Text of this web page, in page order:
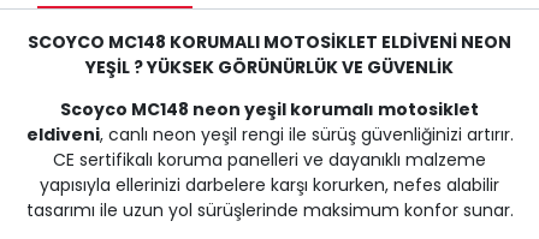
SCOYCO MC148 KORUMALI MOTOSİKLET ELDİVENİ NEON
YEŞİL ? YÜKSEK GÖRÜNÜRLÜK VE GÜVENLİK
Scoyco MC148 neon yeşil korumalı motosiklet
eldiveni, canlı neon yeşil rengi ile sürüş güvenliğinizi artırır.
CE sertifikalı koruma panelleri ve dayanıklı malzeme
yapısıyla ellerinizi darbelere karşı korurken, nefes alabilir
tasarımı ile uzun yol sürüşlerinde maksimum konfor sunar.